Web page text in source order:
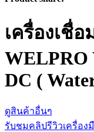
เครื่องเชื่อ
WELPRO
DC (
ดูสินค้าอื่นๆ
รับชมคลิปรีวิวเครื่อง